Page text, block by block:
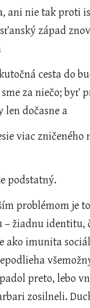
západ
cesta do
za niečo; byť
len dočasne a
viac zničeného
podstatný.
žiadnu identitu,
ako imunita
preto, lebo
zosilneli.